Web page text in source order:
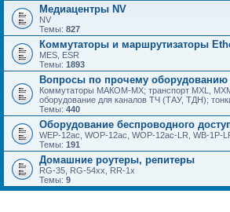
Медиацентры NV
NV
Темы: 827
Коммутаторы и маршрутизаторы
MES, ESR
Темы: 1893
Вопросы по прочему оборудованию
Коммутаторы МАКОМ-МХ; транспорт MXL,
оборудование для каналов ТЧ (ТАУ, ТДН);
Темы: 440
Оборудование беспроводного
WEP-12ac, WOP-12ac, WOP-12ac-LR, WB-1P-
Темы: 191
Домашние роутеры, репитеры
RG-35, RG-54xx, RR-1x
Темы: 9